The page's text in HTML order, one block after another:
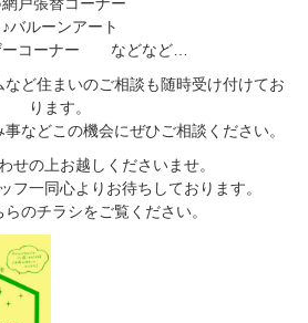
網戸張替コーナー
♪バルーンアート
ーコーナー などなど…
ど住まいのご相談も随時受け付けてお
ります。
などこの機会にぜひご相談ください。
せの上お越しくださいませ。
フ一同心よりお待ちしております。
のチラシをご覧ください。